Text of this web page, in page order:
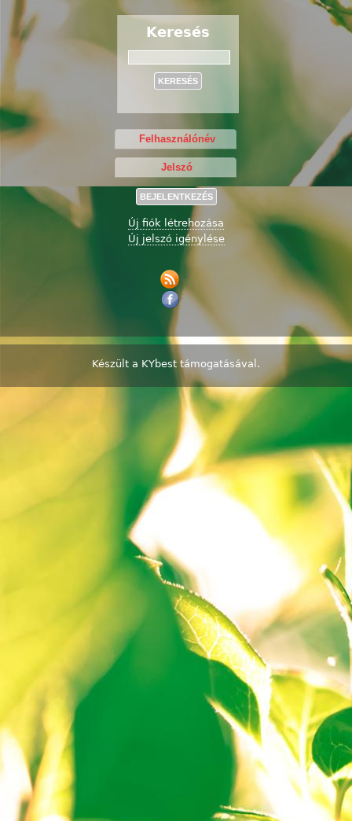
Keresés
Új fiók létrehozása
Új jelszó igénylése
Készült a KYbest támogatásával.